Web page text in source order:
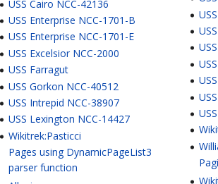
USS Cairo NCC-42136
USS Enterprise NCC-1701-B
USS Enterprise NCC-1701-E
USS Excelsior NCC-2000
USS Farragut
USS Gorkon NCC-40512
USS Intrepid NCC-38907
USS Lexington NCC-14427
Wikitrek:Pasticci
Pages using DynamicPageList3
parser function